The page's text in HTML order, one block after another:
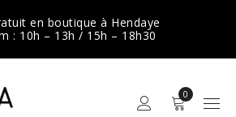
en boutique à Hendaye
: 10h – 13h / 15h – 18h30
0